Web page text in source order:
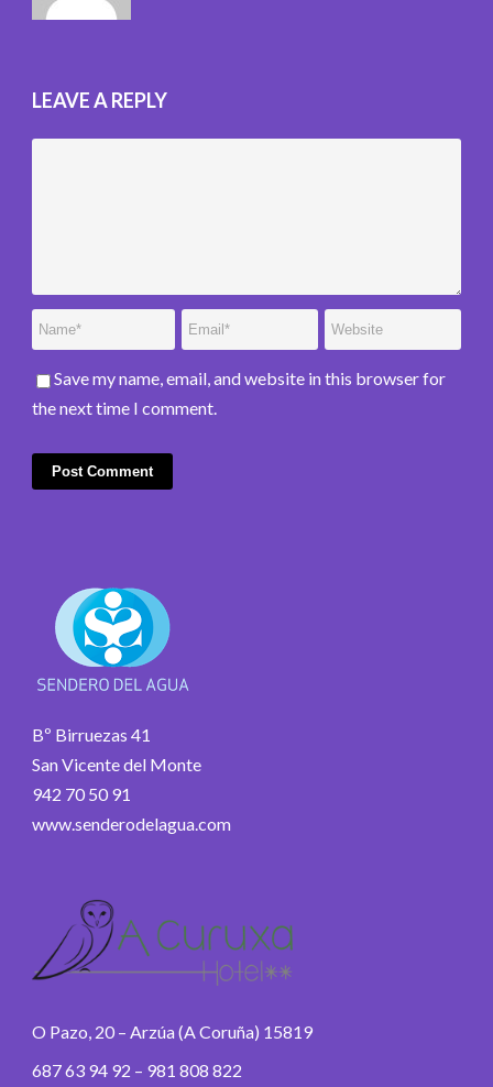
LEAVE A REPLY
Save my name, email, and website in this browser for
the next time I comment.
Bº Birruezas 41
San Vicente del Monte
942 70 50 91
www.senderodelagua.com
O Pazo, 20 – Arzúa (A Coruña) 15819
687 63 94 92 – 981 808 822